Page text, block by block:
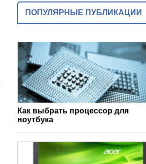
ПОПУЛЯРНЫЕ ПУБЛИКАЦИИ
Как выбрать процессор для
ноутбука